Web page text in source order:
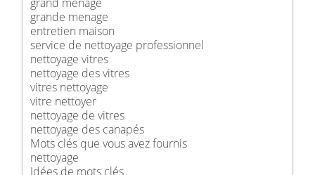
grande menage
entretien maison
service de nettoyage professionnel
nettoyage vitres
nettoyage des vitres
vitres nettoyage
vitre nettoyer
nettoyage de vitres
nettoyage des canapés
Mots clés que vous avez fournis
nettoyage
Idées de mots clés